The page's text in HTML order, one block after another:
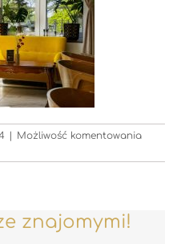
| Możliwość komentowania
znajomymi!